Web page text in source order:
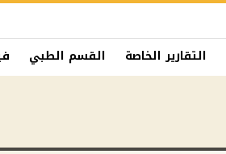
التقارير الخاصة القسم الطبي